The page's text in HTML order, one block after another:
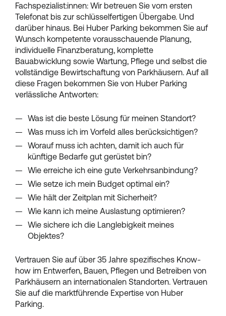
Fachspezialist:innen: Wir betreuen Sie vom ersten
Telefonat bis zur schlüsselfertigen Übergabe. Und
darüber hinaus. Bei Huber Parking bekommen Sie auf
Wunsch kompetente vorausschauende Planung,
individuelle Finanzberatung, komplette
Bauabwicklung sowie Wartung, Pflege und selbst die
vollständige Bewirtschaftung von Parkhäusern. Auf all
diese Fragen bekommen Sie von Huber Parking
verlässliche Antworten:
Was ist die beste Lösung für meinen Standort?
Was muss ich im Vorfeld alles berücksichtigen?
Worauf muss ich achten, damit ich auch für
künftige Bedarfe gut gerüstet bin?
Wie erreiche ich eine gute Verkehrsanbindung?
Wie setze ich mein Budget optimal ein?
Wie hält der Zeitplan mit Sicherheit?
Wie kann ich meine Auslastung optimieren?
Wie sichere ich die Langlebigkeit meines
Objektes?
Vertrauen Sie auf über 35 Jahre spezifisches Know-
how im Entwerfen, Bauen, Pflegen und Betreiben von
Parkhäusern an internationalen Standorten. Vertrauen
Sie auf die marktführende Expertise von Huber
Parking.